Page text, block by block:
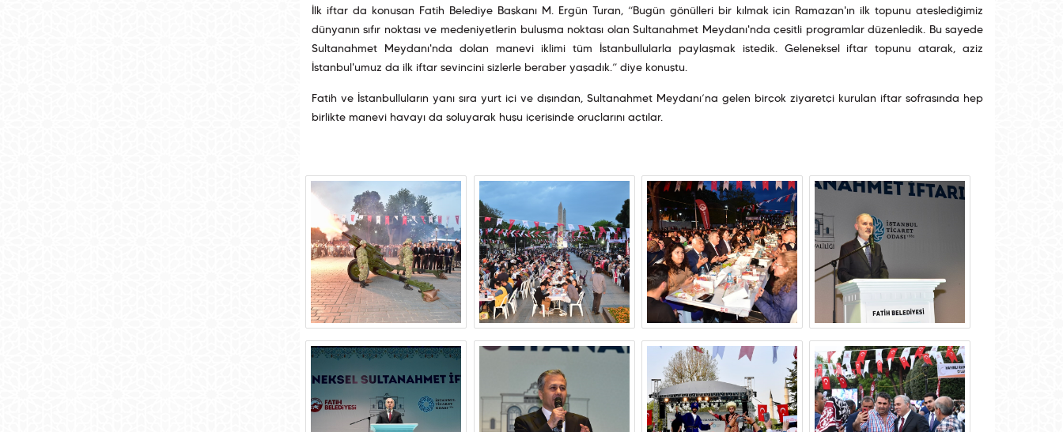
İlk iftar da konuşan Fatih Belediye Başkanı M. Ergün Turan, “Bugün gönülleri bir kılmak için Ramazan'ın ilk topunu ateşlediğimiz
dünyanın sıfır noktası ve medeniyetlerin buluşma noktası olan Sultanahmet Meydanı'nda çeşitli programlar düzenledik. Bu sayede
Sultanahmet Meydanı'nda dolan manevi iklimi tüm İstanbullularla paylaşmak istedik. Geleneksel iftar topunu atarak, aziz
İstanbul'umuz da ilk iftar sevincini sizlerle beraber yaşadık.” diye konuştu.
Fatih ve İstanbulluların yanı sıra yurt içi ve dışından, Sultanahmet Meydanı’na gelen birçok ziyaretçi kurulan iftar sofrasında hep
birlikte manevi havayı da soluyarak huşu içerisinde oruçlarını açtılar.